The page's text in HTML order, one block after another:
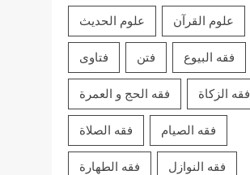
علوم الحديث علوم القرآن
فتاوى فتن فقه البيوع
فقه الحج و العمرة فقه الزكاة
فقه الصلاة فقه الصيام
فقه الطهارة فقه النوازل